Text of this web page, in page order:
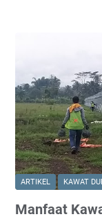
A
N
I
S
D
A
N
A
k
a
w
a
t
d
u
r
i
ARTIKEL KAWAT
Manfaat